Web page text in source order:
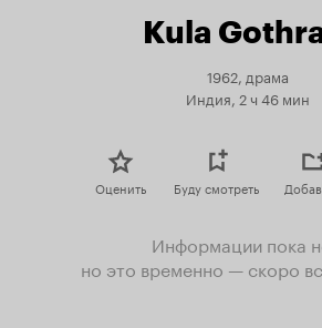
Kula
1962, драма
Индия, 2 ч 46 мин
Оценить Буду смотреть
Информации пока
но это временно — скоро